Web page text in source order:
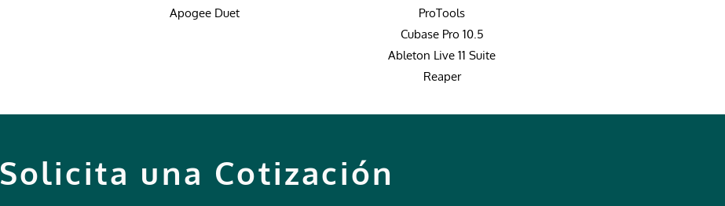
Apogee Duet
ProTools
Cubase Pro 10.5
Ableton Live 11 Suite
Reaper
Solicita una Cotización